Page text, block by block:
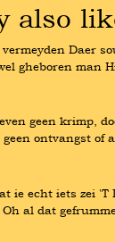
also
Daer
gheboren man
geen krimp,
ontvangst of
echt iets zei
al dat